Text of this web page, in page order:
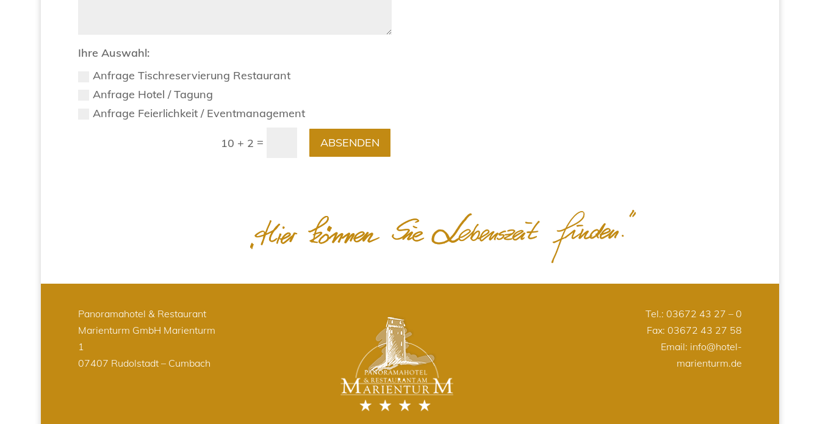
Ihre Auswahl:
Anfrage Tischreservierung Restaurant
Anfrage Hotel / Tagung
Anfrage Feierlichkeit / Eventmanagement
10 + 2 = ABSENDEN
Panoramahotel & Restaurant
Marienturm GmbH Marienturm
1
07407 Rudolstadt – Cumbach
Tel.: 03672 43 27 – 0
Fax: 03672 43 27 58
Email: info@hotel-
marienturm.de